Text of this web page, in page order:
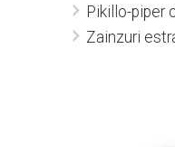
Pikillo-piper
Zainzuri